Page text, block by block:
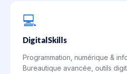
💻
DigitalSkills
Programmation, numérique &
Bureautique avancée, outils